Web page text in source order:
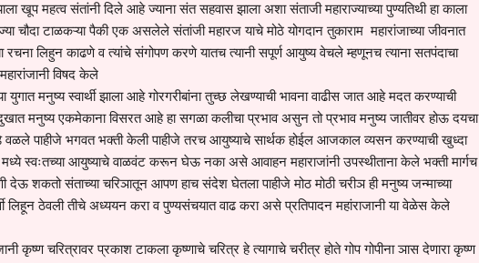
खूप महत्व संतांनी दिले आहे ज्याना संत सहवास झाला अशा संताजी महाराज्याच्या पुण्यतिथी हा काला
चौदा टाळकऱ्या पैकी एक असलेले संतांजी महारज याचे मोठे योगदान तुकाराम महारांजाच्या जीवनात
रचना लिहुन काढणे व त्यांचे संगोपण करणे यातच त्यानी सपूर्ण आयुष्य वेचले म्हणूनच त्याना सतपंदाचा
विषद केले
मनुष्य स्वार्थी झाला आहे गोरगरीबांना तुच्छ लेखण्याची भावना वाढीस जात आहे मदत करण्याची
मनुष्य एकमेकाना विसरत आहे हा सगळा कलीचा प्रभाव असुन तो प्रभाव मनुष्य जातीवर होऊ दयचा
पाहीजे भगवत भक्ती केली पाहीजे तरच आयुष्याचे सार्थक होईल आजकाल व्यसन करण्याची खुध्दा
स्वःतच्या आयुष्याचे वाळवंट करून घेऊ नका असे आवाहन महाराजांनी उपस्थीताना केले भक्ती मार्गच
देऊ शकतो संताच्या चरिञातून आपण हाच संदेश घेतला पाहीजे मोठ मोठी चरीञ ही मनुष्य जन्माच्या
लिहून ठेवली तीचे अध्ययन करा व पुण्यसंचयात वाढ करा असे प्रतिपादन महांराजानी या वेळेस केले
कृष्ण चरित्रावर प्रकाश टाकला कृष्णाचे चरित्र हे त्यागाचे चरीत्र होते गोप गोपीना ञास देणारा कृष्ण